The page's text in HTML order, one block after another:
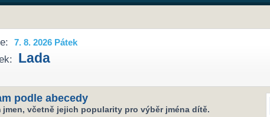
7. 8. 2026 Pátek
Lada
podle abecedy
jmen, včetně jejich popularity pro výběr jména dítě.